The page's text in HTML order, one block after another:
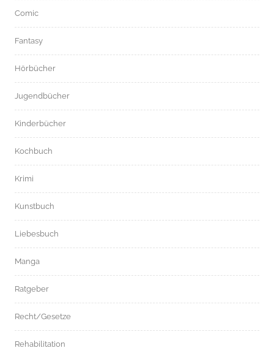
Comic
Fantasy
Hörbücher
Jugendbücher
Kinderbücher
Kochbuch
Krimi
Kunstbuch
Liebesbuch
Manga
Ratgeber
Recht/Gesetze
Rehabilitation